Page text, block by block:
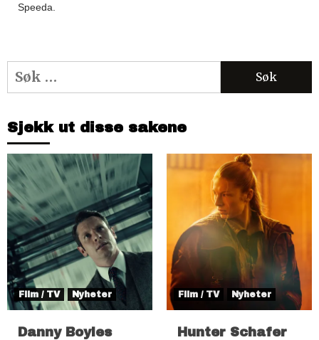
Speeda.
Søk
etter:
Sjekk ut disse sakene
Film / TV Nyheter
Danny Boyles
Film / TV Nyheter
Hunter Schafer